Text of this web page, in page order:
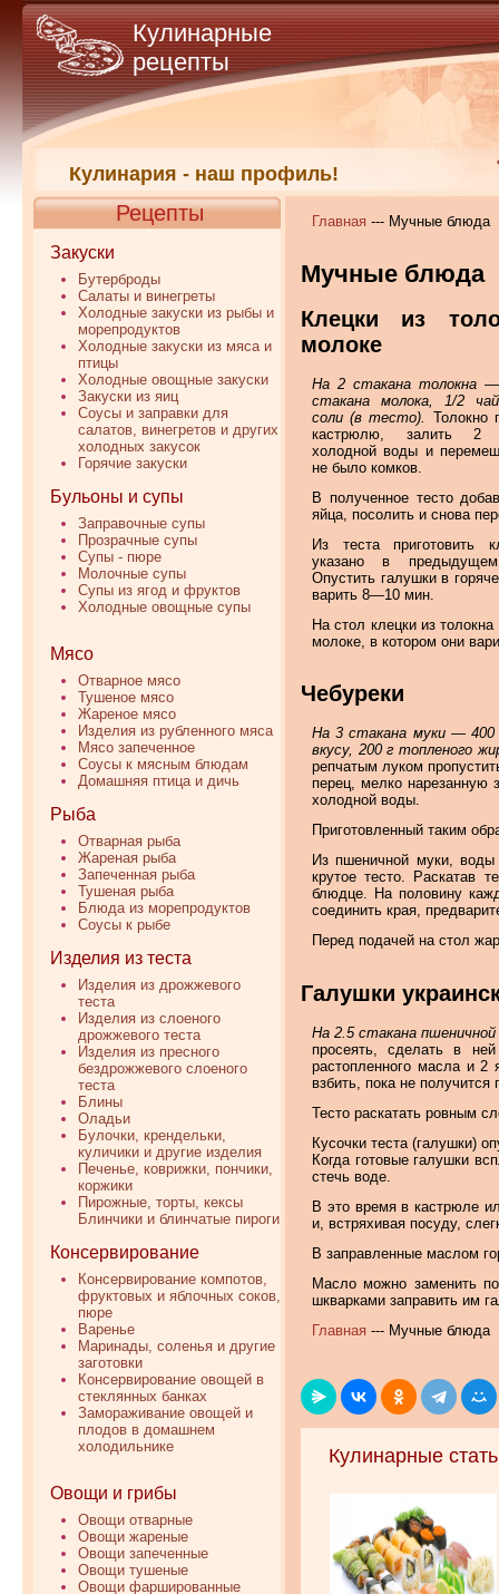
Кулинария - наш профиль!
Кулинарные
рецепты
Рецепты
Закуски
Бутерброды
Салаты и винегреты
Холодные закуски из рыбы и
морепродуктов
Холодные закуски из мяса и
птицы
Холодные овощные закуски
Закуски из яиц
Соусы и заправки для
салатов, винегретов и других
холодных закусок
Горячие закуски
Бульоны и супы
Заправочные супы
Прозрачные супы
Супы - пюре
Молочные супы
Супы из ягод и фруктов
Холодные овощные супы
Мясо
Отварное мясо
Тушеное мясо
Жареное мясо
Изделия из рубленного мяса
Мясо запеченное
Соусы к мясным блюдам
Домашняя птица и дичь
Рыба
Отварная рыба
Жареная рыба
Запеченная рыба
Тушеная рыба
Блюда из морепродуктов
Соусы к рыбе
Изделия из теста
Изделия из дрожжевого
теста
Изделия из слоеного
дрожжевого теста
Изделия из пресного
бездрожжевого слоеного
теста
Блины
Оладьи
Булочки, крендельки,
куличики и другие изделия
Печенье, коврижки, пончики,
коржики
Пирожные, торты, кексы
Блинчики и блинчатые пироги
Консервирование
Консервирование компотов,
фруктовых и яблочных соков,
пюре
Варенье
Маринады, соленья и другие
заготовки
Консервирование овощей в
стеклянных банках
Замораживание овощей и
плодов в домашнем
холодильнике
Овощи и грибы
Овощи отварные
Овощи жареные
Овощи запеченные
Овощи тушеные
Овощи фаршированные
Главная --- Мучные блюда
Мучные блюда
Клецки из
молоке
На 2 стакана толокна
стакана молока, 1/2
соли (в тесто). Толокно
кастрюлю, залить 2
холодной воды и
не было комков.
В полученное тесто
яйца, посолить и снова
Из теста приготовить
указано в
Опустить галушки в
варить 8—10 мин.
На стол клецки из
молоке, в котором они
Чебуреки
На 3 стакана муки — 400
вкусу, 200 г топленого
репчатым луком
перец, мелко нарезанную
холодной воды.
Приготовленный таким
Из пшеничной муки,
крутое тесто. Раскатав
блюдце. На половину
соединить края,
Перед подачей на стол
Галушки
На 2.5 стакана
просеять, сделать в
растопленного масла и
взбить, пока не получится
Тесто раскатать ровным
Кусочки теста (галушки)
Когда готовые галушки
стечь воде.
В это время в кастрюле
и, встряхивая посуду,
В заправленные маслом
Масло можно заменить
шкварками заправить им
Главная --- Мучные блюда
Кулинарные